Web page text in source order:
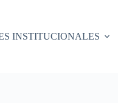
INSTITUCIONALES